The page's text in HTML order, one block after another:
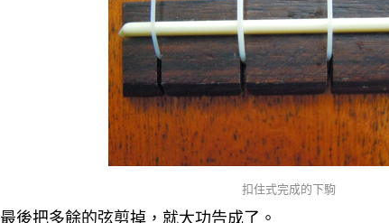
扣住式完成的下駒
最後把多餘的弦剪掉，就大功告成了。